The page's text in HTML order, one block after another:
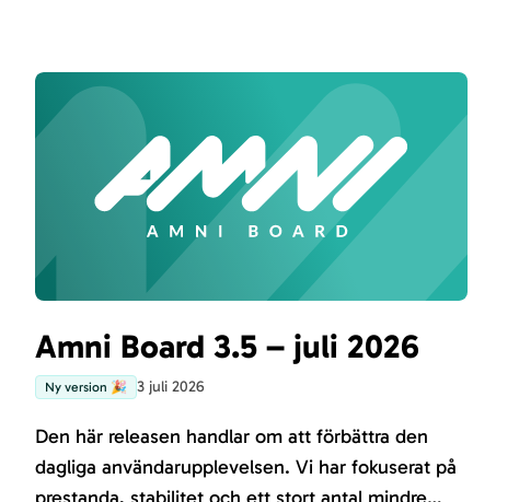
Amni Board 3.5 – juli 2026
Ny version 🎉 3 juli 2026
Den här releasen handlar om att förbättra den
dagliga användarupplevelsen. Vi har fokuserat på